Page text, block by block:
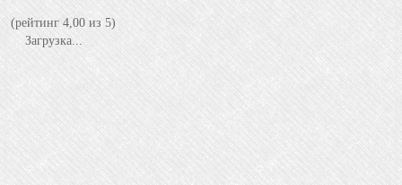
(рейтинг 4,00 из 5)
Загрузка...